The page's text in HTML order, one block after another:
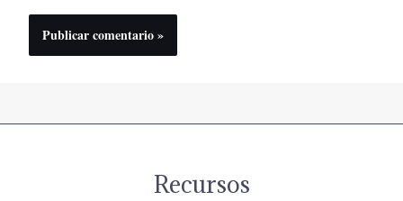
Recursos